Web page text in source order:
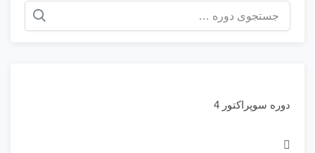
دوره سوپراکتور 4